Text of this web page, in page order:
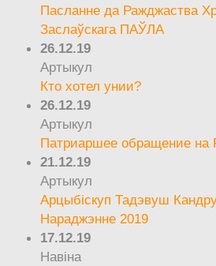
Пасланне да Ражджаства
Заслаўскага ПАЎЛА
26.12.19
Артыкул
Кто хотел унии?
26.12.19
Артыкул
Патриаршее обращение на
21.12.19
Артыкул
Арцыбіскуп Тадэвуш
Нараджэнне 2019
17.12.19
Навіна